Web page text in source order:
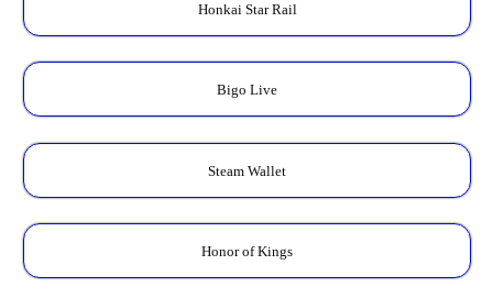
Honkai Star Rail
Bigo Live
Steam Wallet
Honor of Kings